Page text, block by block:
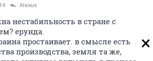
Alexus
нестабильность в стране с
ерунда.
простаивает. в смысле есть
производства, земля та же,